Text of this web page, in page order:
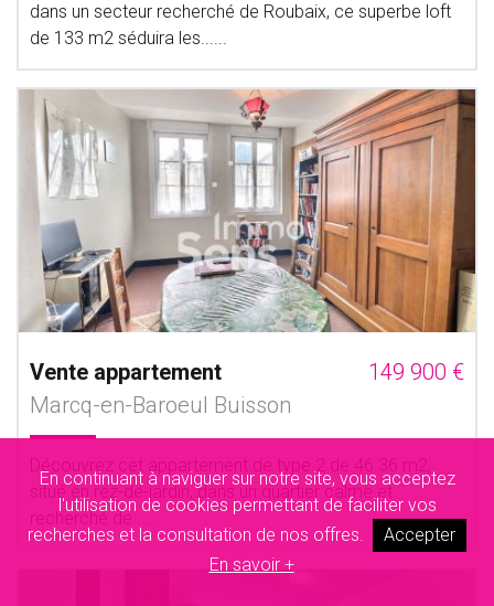
En continuant à naviguer sur notre site, vous acceptez
l'utilisation de cookies permettant de faciliter vos
recherches et la consultation de nos offres.
Accepter
En savoir +
dans un secteur recherché de Roubaix, ce superbe loft
de 133 m2 séduira les......
Vente appartement
149 900 €
Marcq-en-Baroeul Buisson
situé en rez-de-jardin, dans un quartier calme et
recherché de......